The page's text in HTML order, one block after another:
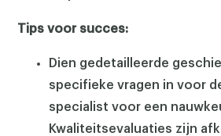
Tips voor succes:
Dien gedetailleerde
specifieke vragen in voor
specialist voor een
Kwaliteitsevaluaties zijn